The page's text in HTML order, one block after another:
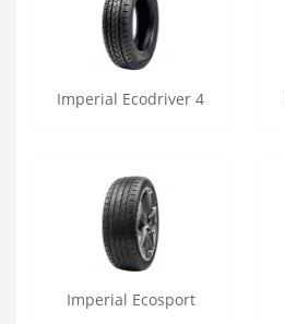
Imperial Ecodriver 4
Imperial Ecosport